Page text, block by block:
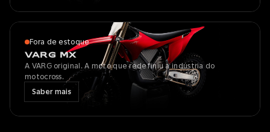
Fora de estoque
VARG MX
A VARG original. A moto que redefiniu a indústria do
motocross.
Saber mais